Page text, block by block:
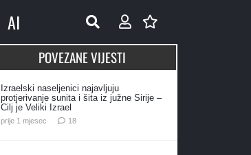
AI
POVEZANE VIJESTI
Izraelski naseljenici najavljuju
protjerivanje sunita i šita iz južne Sirije –
Cilj je Veliki Izrael
prije 1 mjesec 18komentara